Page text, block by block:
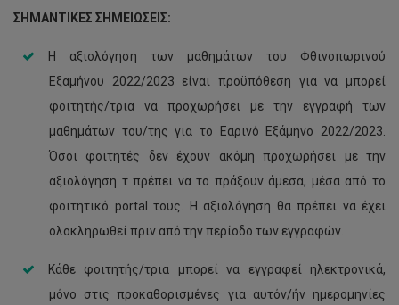
ΣΗΜΑΝΤΙΚΕΣ ΣΗΜΕΙΩΣΕΙΣ:
Η αξιολόγηση των μαθημάτων του Φθινοπωρινού
Εξαμήνου 2022/2023 είναι προϋπόθεση για να μπορεί
φοιτητής/τρια να προχωρήσει με την εγγραφή των
μαθημάτων του/της για το Εαρινό Εξάμηνο 2022/2023.
Όσοι φοιτητές δεν έχουν ακόμη προχωρήσει με την
αξιολόγηση τ πρέπει να το πράξουν άμεσα, μέσα από το
φοιτητικό portal τους. Η αξιολόγηση θα πρέπει να έχει
ολοκληρωθεί πριν από την περίοδο των εγγραφών.
Κάθε φοιτητής/τρια μπορεί να εγγραφεί ηλεκτρονικά,
μόνο στις προκαθορισμένες για αυτόν/ήν ημερομηνίες